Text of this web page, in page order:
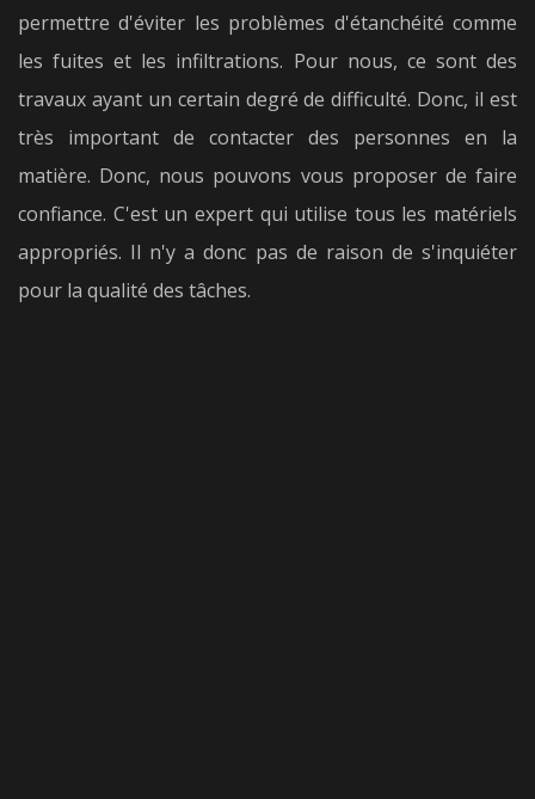
permettre d'éviter les problèmes d'étanchéité comme
les fuites et les infiltrations. Pour nous, ce sont des
travaux ayant un certain degré de difficulté. Donc, il est
très important de contacter des personnes en la
matière. Donc, nous pouvons vous proposer de faire
confiance. C'est un expert qui utilise tous les matériels
appropriés. Il n'y a donc pas de raison de s'inquiéter
pour la qualité des tâches.